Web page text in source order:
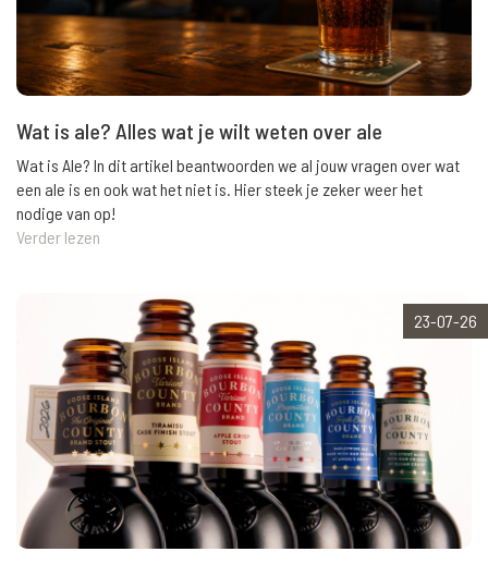
Wat is ale? Alles wat je wilt weten over ale
Wat is Ale? In dit artikel beantwoorden we al jouw vragen over wat
een ale is en ook wat het niet is. Hier steek je zeker weer het
nodige van op!
Verder lezen
23-07-26